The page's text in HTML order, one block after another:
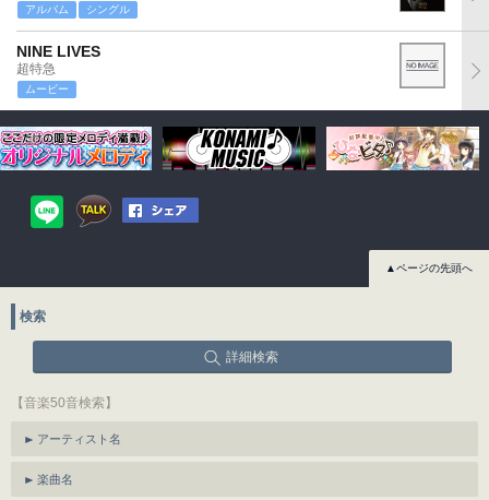
アルバム シングル
NINE LIVES
超特急
ムービー
▲ページの先頭へ
検索
詳細検索
【音楽50音検索】
アーティスト名
楽曲名